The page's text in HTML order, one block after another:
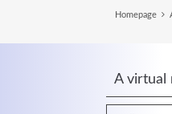
Homepage
A virtual